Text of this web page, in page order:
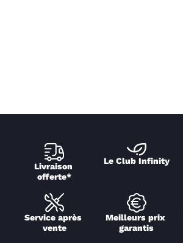
Livraison
offerte*
Le Club Infinity
Service après
vente
Meilleurs prix
garantis